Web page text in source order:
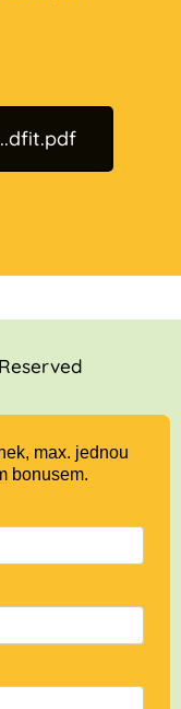
max. jednou
bonusem.